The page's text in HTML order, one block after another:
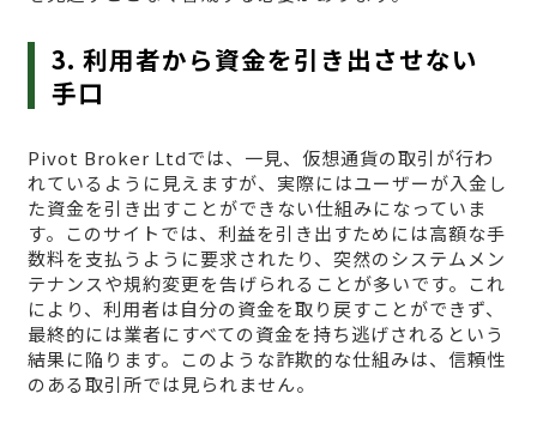
3. 利用者から資金を引き出させない
手口
Pivot Broker Ltdでは、一見、仮想通貨の取引が行わ
れているように見えますが、実際にはユーザーが入金し
た資金を引き出すことができない仕組みになっていま
す。このサイトでは、利益を引き出すためには高額な手
数料を支払うように要求されたり、突然のシステムメン
テナンスや規約変更を告げられることが多いです。これ
により、利用者は自分の資金を取り戻すことができず、
最終的には業者にすべての資金を持ち逃げされるという
結果に陥ります。このような詐欺的な仕組みは、信頼性
のある取引所では見られません。